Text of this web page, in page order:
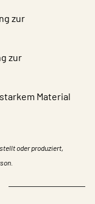
zur
zur
Material
oder produziert,